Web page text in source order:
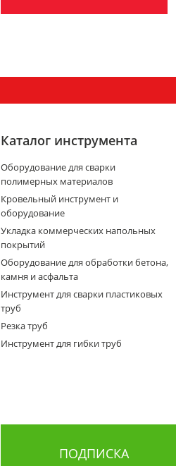
Каталог инструмента
Оборудование для сварки
полимерных материалов
Кровельный инструмент и
оборудование
Укладка коммерческих напольных
покрытий
Оборудование для обработки бетона,
камня и асфальта
Инструмент для сварки пластиковых
труб
Резка труб
Инструмент для гибки труб
ПОДПИСКА